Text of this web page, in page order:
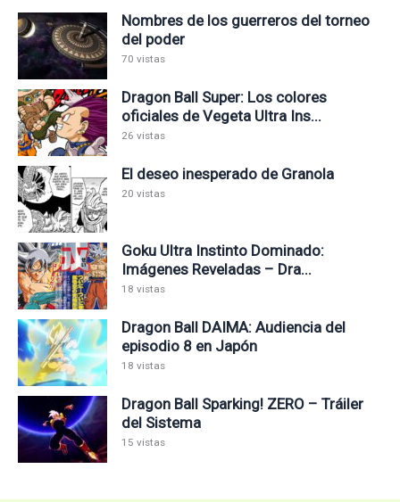
Nombres de los guerreros del torneo
del poder
70 vistas
Dragon Ball Super: Los colores
oficiales de Vegeta Ultra Ins...
26 vistas
El deseo inesperado de Granola
20 vistas
Goku Ultra Instinto Dominado:
Imágenes Reveladas – Dra...
18 vistas
Dragon Ball DAIMA: Audiencia del
episodio 8 en Japón
18 vistas
Dragon Ball Sparking! ZERO – Tráiler
del Sistema
15 vistas